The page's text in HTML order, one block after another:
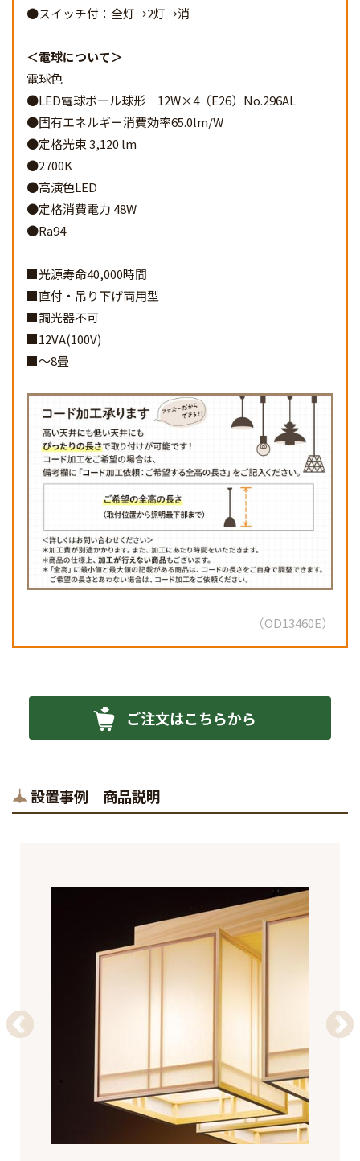
●スイッチ付：全灯→2灯→消
電球について
電球色
●LED電球ボール球形 12W×4（E26）No.296AL
●固有エネルギー消費効率65.0lm/W
●定格光束 3,120 lm
●2700K
●高演色LED
●定格消費電力 48W
●Ra94
■光源寿命40,000時間
■直付・吊り下げ両用型
■調光器不可
■12VA(100V)
■～8畳
OD13460E
ご注文はこちらから
設置事例 商品説明